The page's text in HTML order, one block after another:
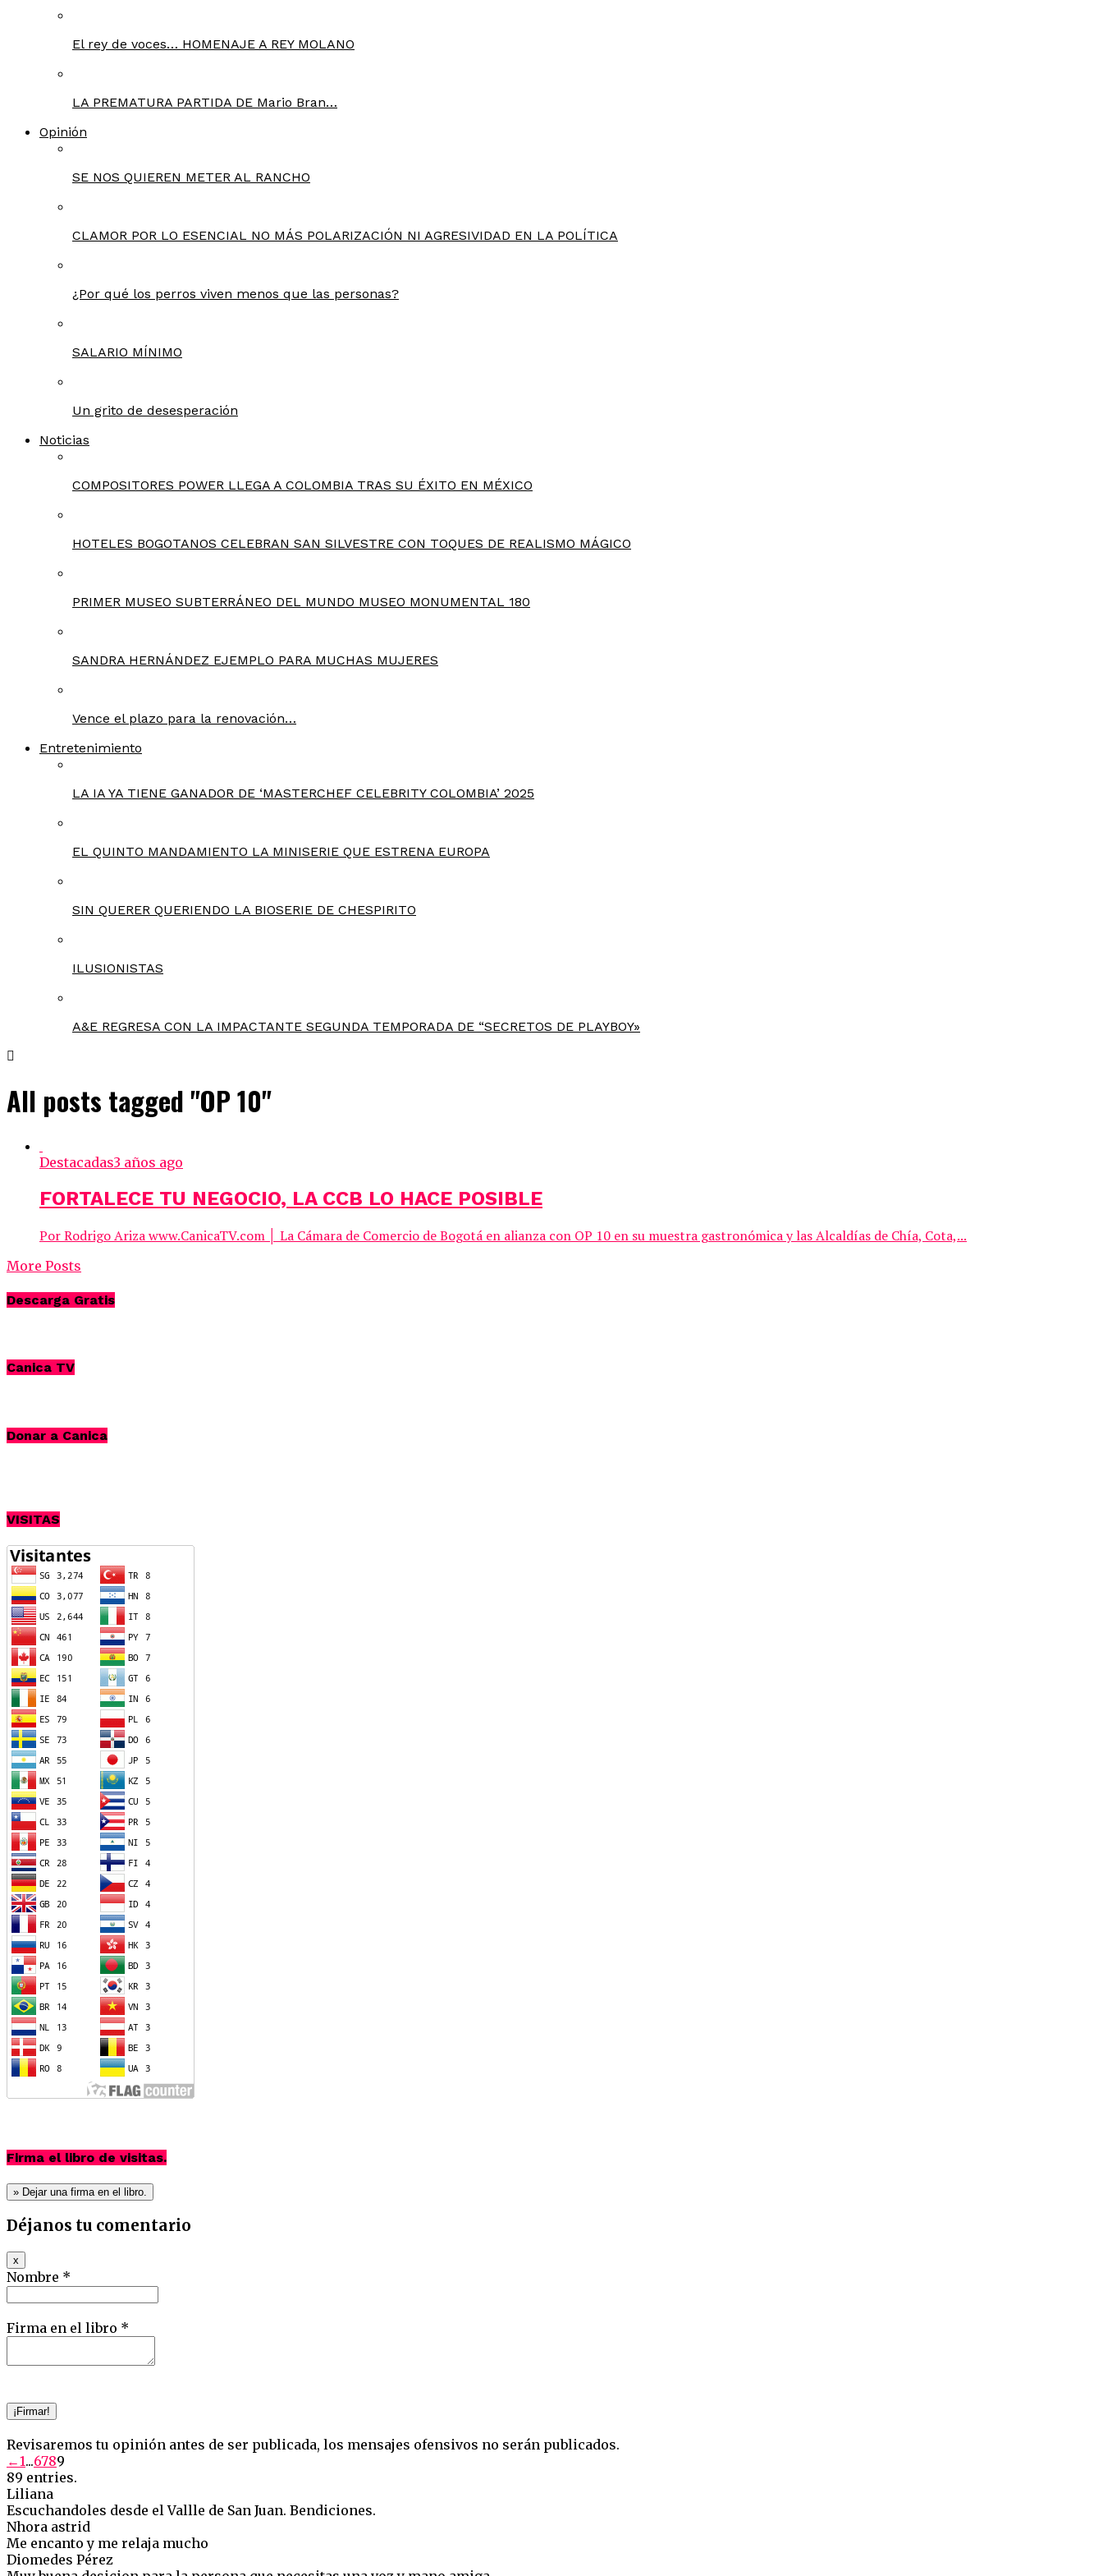
El rey de voces… HOMENAJE A REY MOLANO
LA PREMATURA PARTIDA DE Mario Bran…
Opinión
SE NOS QUIEREN METER AL RANCHO
CLAMOR POR LO ESENCIAL NO MÁS POLARIZACIÓN NI AGRESIVIDAD EN LA POLÍTICA
¿Por qué los perros viven menos que las personas?
SALARIO MÍNIMO
Un grito de desesperación
Noticias
COMPOSITORES POWER LLEGA A COLOMBIA TRAS SU ÉXITO EN MÉXICO
HOTELES BOGOTANOS CELEBRAN SAN SILVESTRE CON TOQUES DE REALISMO MÁGICO
PRIMER MUSEO SUBTERRÁNEO DEL MUNDO MUSEO MONUMENTAL 180
SANDRA HERNÁNDEZ EJEMPLO PARA MUCHAS MUJERES
Vence el plazo para la renovación…
Entretenimiento
LA IA YA TIENE GANADOR DE ‘MASTERCHEF CELEBRITY COLOMBIA’ 2025
EL QUINTO MANDAMIENTO LA MINISERIE QUE ESTRENA EUROPA
SIN QUERER QUERIENDO LA BIOSERIE DE CHESPIRITO
ILUSIONISTAS
A&E REGRESA CON LA IMPACTANTE SEGUNDA TEMPORADA DE “SECRETOS DE PLAYBOY»
All posts tagged "OP 10"
Destacadas3 años ago
FORTALECE TU NEGOCIO, LA CCB LO HACE POSIBLE
Por Rodrigo Ariza www.CanicaTV.com │ La Cámara de Comercio de Bogotá en alianza con OP 10 en su muestra gastronómica y las Alcaldías de Chía, Cota,...
More Posts
Descarga Gratis
Canica TV
Donar a Canica
VISITAS
Firma el libro de visitas.
Déjanos tu comentario
x
this
form.
Nombre *
Firma en el libro *
Revisaremos tu opinión antes de ser publicada, los mensajes ofensivos no serán publicados.
Guestbook
list
navigation
←1...6789
89 entries.
Liliana
Escuchandoles desde el Vallle de San Juan. Bendiciones.
Nhora astrid
Me encanto y me relaja mucho
Diomedes Pérez